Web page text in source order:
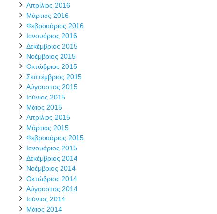
Απρίλιος 2016
Μάρτιος 2016
Φεβρουάριος 2016
Ιανουάριος 2016
Δεκέμβριος 2015
Νοέμβριος 2015
Οκτώβριος 2015
Σεπτέμβριος 2015
Αύγουστος 2015
Ιούνιος 2015
Μάιος 2015
Απρίλιος 2015
Μάρτιος 2015
Φεβρουάριος 2015
Ιανουάριος 2015
Δεκέμβριος 2014
Νοέμβριος 2014
Οκτώβριος 2014
Αύγουστος 2014
Ιούνιος 2014
Μάιος 2014